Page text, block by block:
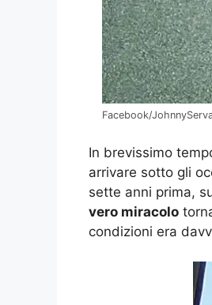
Facebook/
In brevissimo
arrivare sotto gli
sette anni prima,
vero miracolo
condizioni era